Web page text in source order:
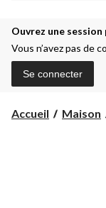
Ouvrez une
Vous n’avez pas de
Se connecter
Accueil Maison